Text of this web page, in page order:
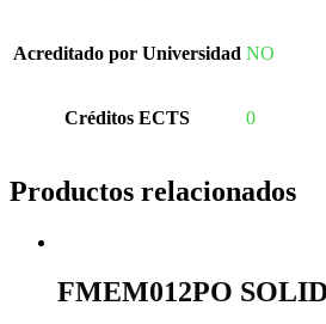
Acreditado por Universidad NO
Créditos ECTS 0
Productos relacionados
FMEM012PO